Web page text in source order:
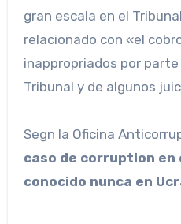
gran escala en el
relacionado con «el
inappropriados por
Tribunal y de algunos
Segn la Oficina
caso de corruption en
conocido nunca en